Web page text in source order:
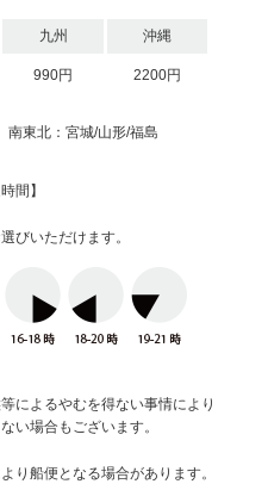
九州 沖縄
990円 2200円
東北：宮城/山形/福島
間】
びいただけます。
によるやむを得ない事情により
い場合もございます。
り船便となる場合があります。